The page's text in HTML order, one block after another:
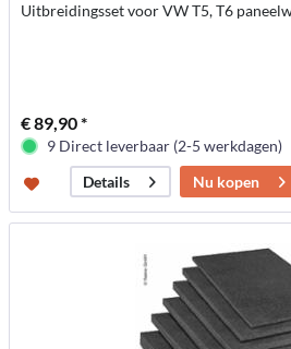
Uitbreidingsset voor VW T5, T6
€ 89,90 *
9 Direct leverbaar (2-5 werkdagen)
Details
Nu kopen